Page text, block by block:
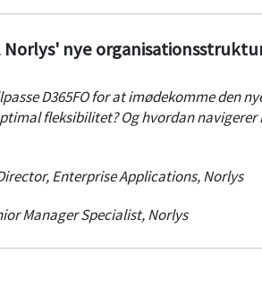
Norlys' nye
D365FO for at imødekomme den
fleksibilitet? Og hvordan
Enterprise Applications,Norlys
Manager Specialist,Norlys